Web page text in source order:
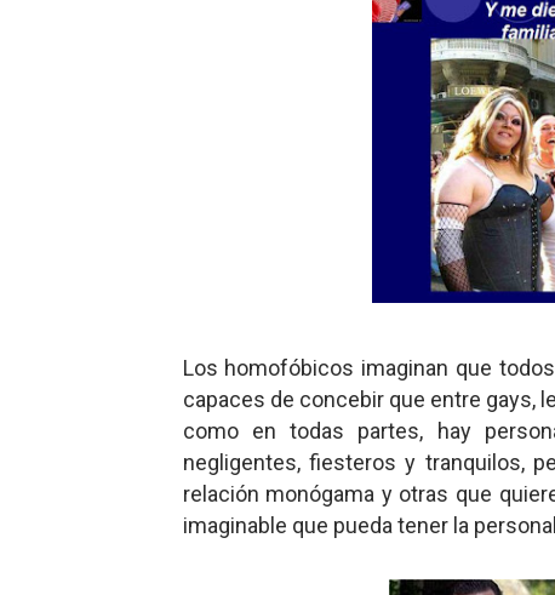
Los homofóbicos imaginan que
capaces de concebir que entre gays,
como en todas partes, hay
negligentes, fiesteros y tranquilos,
relación monógama y otras que
imaginable que pueda tener la